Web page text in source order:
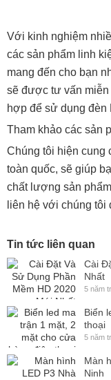
Với kinh nghiệm
các sản phẩm linh
mang đến cho bạn
sẽ được tư vấn miễn
hợp để sử dụng đèn
Tham khảo các sản
Chúng tôi hiện cung
toàn quốc, sẽ giúp
chất lượng sản
liên hệ với chúng
Tin tức liên quan
Cài
Nhất
5 năm
Biển
thoại
5 năm
Màn
Ninh